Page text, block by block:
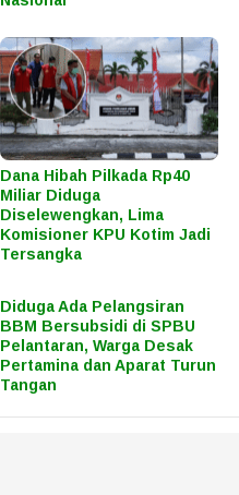
Dana Hibah Pilkada Rp40
Miliar Diduga
Diselewengkan, Lima
Komisioner KPU Kotim Jadi
Tersangka
Diduga Ada Pelangsiran
BBM Bersubsidi di SPBU
Pelantaran, Warga Desak
Pertamina dan Aparat Turun
Tangan